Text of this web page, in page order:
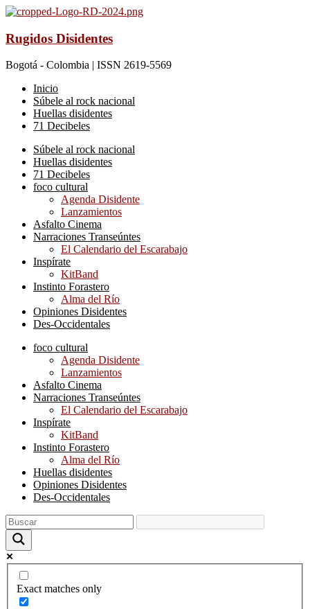
Rugidos Disidentes
Bogotá - Colombia | ISSN 2619-5569
Inicio
Súbele al rock nacional
Huellas disidentes
71 Decibeles
Súbele al rock nacional
Huellas disidentes
71 Decibeles
foco cultural
Agenda Disidente
Lanzamientos
Asfalto Cinema
Narraciones Transeúntes
El Calendario del Escarabajo
Inspírate
KitBand
Instinto Forastero
Alma del Río
Opiniones Disidentes
Des-Occidentales
foco cultural
Agenda Disidente
Lanzamientos
Asfalto Cinema
Narraciones Transeúntes
El Calendario del Escarabajo
Inspírate
KitBand
Instinto Forastero
Alma del Río
Huellas disidentes
Opiniones Disidentes
Des-Occidentales
Exact matches only